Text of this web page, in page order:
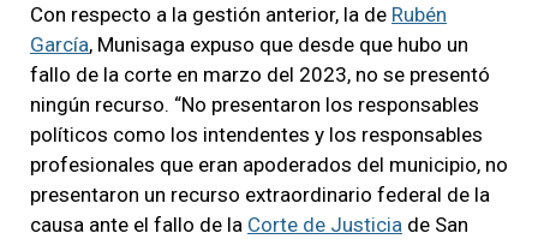
Con respecto a la gestión anterior, la de Rubén
García, Munisaga expuso que desde que hubo un
fallo de la corte en marzo del 2023, no se presentó
ningún recurso. “No presentaron los responsables
políticos como los intendentes y los responsables
profesionales que eran apoderados del municipio, no
presentaron un recurso extraordinario federal de la
causa ante el fallo de la Corte de Justicia de San